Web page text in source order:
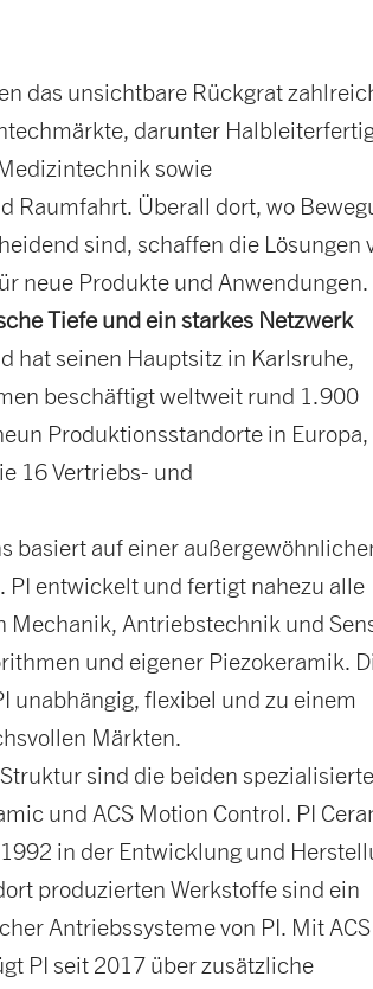
das unsichtbare Rückgrat
darunter
sowie
Raumfahrt. Überall dort, wo
sind, schaffen die Lösungen
neue Produkte und Anwendungen.
Tiefe und ein starkes Netzwerk
hat seinen Hauptsitz in Karlsruhe,
beschäftigt weltweit rund 1.900
Produktionsstandorte in Europa,
16 Vertriebs- und
basiert auf einer
entwickelt und fertigt nahezu alle
Mechanik, Antriebstechnik und
und eigener Piezokeramik.
unabhängig, flexibel und zu einem
Märkten.
sind die beiden
und ACS Motion Control. PI
in der Entwicklung und
produzierten Werkstoffe sind ein
Antriebssysteme von PI. Mit ACS
PI seit 2017 über zusätzliche